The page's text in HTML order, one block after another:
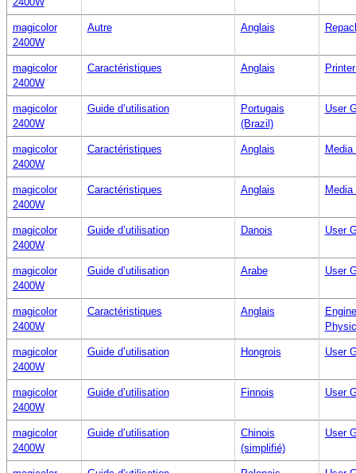
magicolor
2400W
Autre Anglais
magicolor
2400W
Caractéristiques Anglais
magicolor
2400W
Guide d’utilisation
Portugais
(Brazil)
User
magicolor
2400W
Caractéristiques Anglais
magicolor
2400W
Caractéristiques Anglais
magicolor
2400W
Guide d’utilisation Danois User
magicolor
2400W
Guide d’utilisation Arabe User
magicolor
2400W
Caractéristiques Anglais
magicolor
2400W
Guide d’utilisation Hongrois User
magicolor
2400W
Guide d’utilisation Finnois User
magicolor
2400W
Guide d’utilisation
Chinois
(simplifié)
User